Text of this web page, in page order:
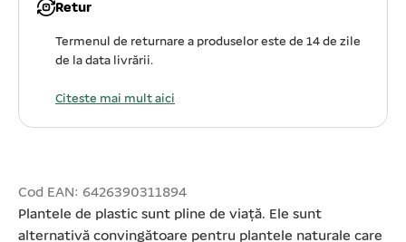
Retur
Termenul de returnare a produselor este de 14 de zile
de la data livrării.
Citeste mai mult aici
Cod EAN: 6426390311894
Plantele de plastic sunt pline de viață. Ele sunt
alternativă convingătoare pentru plantele naturale care